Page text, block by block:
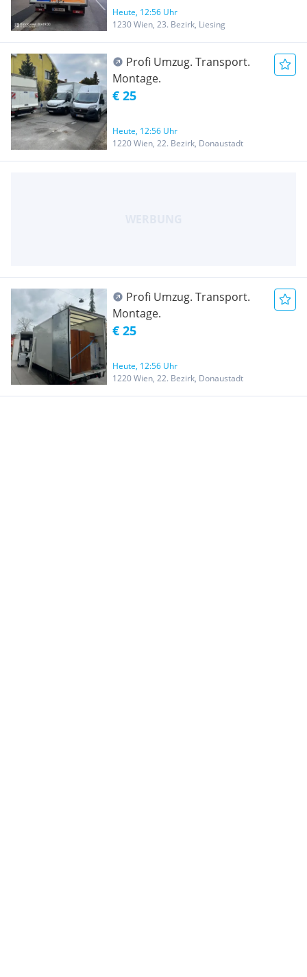
Transport, Flügel Transport,
Tresor Transport, Lastentaxi
20m3
Heute, 12:56 Uhr
1230 Wien, 23. Bezirk, Liesing
Profi Umzug. Transport.
Montage.
€ 25
Heute, 12:56 Uhr
1220 Wien, 22. Bezirk, Donaustadt
Profi Umzug. Transport.
Montage.
€ 25
Heute, 12:56 Uhr
1220 Wien, 22. Bezirk, Donaustadt